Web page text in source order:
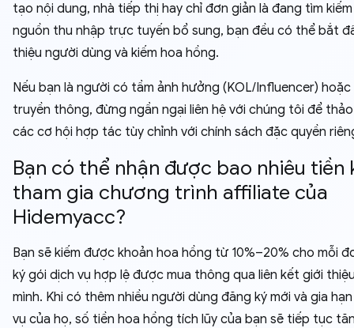
tạo nội dung, nhà tiếp thị hay chỉ đơn giản là đang tìm
nguồn thu nhập trực tuyến bổ sung, bạn đều có thể bắt
thiệu người dùng và kiếm hoa hồng.
Nếu bạn là người có tầm ảnh hưởng (KOL/Influencer)
truyền thông, đừng ngần ngại liên hệ với chúng tôi để
các cơ hội hợp tác tùy chỉnh với chính sách đặc quyền
Bạn có thể nhận được bao nhiêu tiền
tham gia chương trình affiliate của
Hidemyacc?
Bạn sẽ kiếm được khoản hoa hồng từ 10%–20% cho mỗi
ký gói dịch vụ hợp lệ được mua thông qua liên kết giới
mình. Khi có thêm nhiều người dùng đăng ký mới và gia
vụ của họ, số tiền hoa hồng tích lũy của bạn sẽ tiếp tục